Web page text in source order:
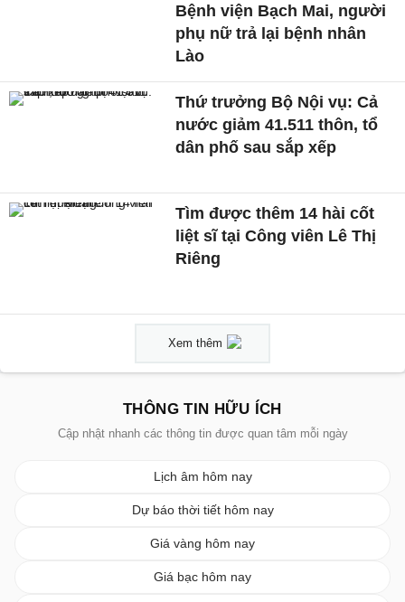
Bệnh viện Bạch Mai, người
phụ nữ trả lại bệnh nhân
Lào
Thứ trưởng Bộ Nội vụ: Cả
nước giảm 41.511 thôn, tổ
dân phố sau sắp xếp
Tìm được thêm 14 hài cốt
liệt sĩ tại Công viên Lê Thị
Riêng
Xem thêm
THÔNG TIN HỮU ÍCH
Cập nhật nhanh các thông tin được quan tâm mỗi ngày
Lịch âm hôm nay
Dự báo thời tiết hôm nay
Giá vàng hôm nay
Giá bạc hôm nay